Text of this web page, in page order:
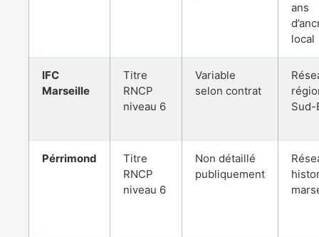
ans
local
IFC
Marseille
Titre
RNCP
niveau 6
Variable
selon contrat
Sud-
Pérrimond
Titre
RNCP
niveau 6
Non détaillé
publiquement